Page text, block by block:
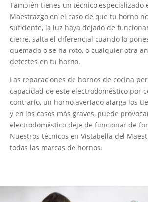
También tienes un técnico especializado
Maestrazgo en el caso de que tu horno
suficiente, la luz haya dejado de
cierre, salta el diferencial cuando lo
quemado o se ha roto, o cualquier otra
detectes en tu horno.
Las reparaciones de hornos de cocina
capacidad de este electrodoméstico por
contrario, un horno averiado alarga los
y en los casos más graves, puede
electrodoméstico deje de funcionar de
Nuestros técnicos en Vistabella del
todas las marcas de hornos.